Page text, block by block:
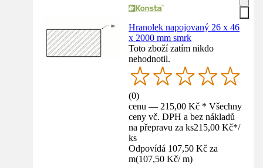
Hranolek napojovaný 26 x 46
x 2000 mm smrk
Toto zboží zatím nikdo
nehodnotil.
(0)
cenu — 215,00 Kč * Všechny
ceny vč. DPH a bez nákladů
na přepravu za ks215,00 Kč*/
ks
Odpovídá 107,50 Kč za
m(107,50 Kč/ m)